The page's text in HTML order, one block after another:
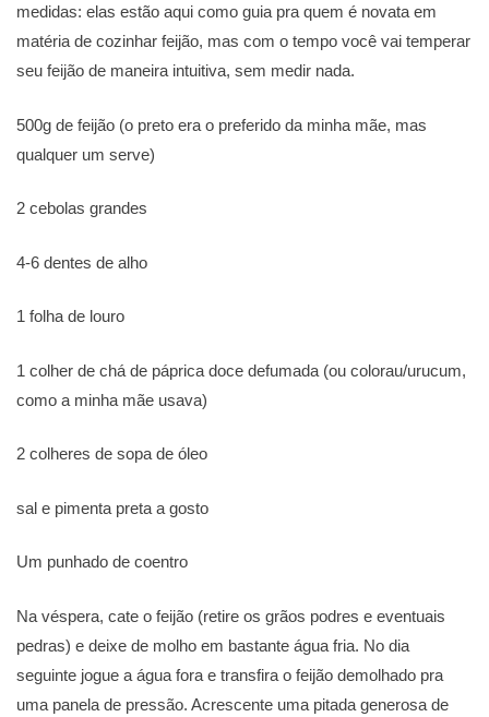
medidas: elas estão aqui como guia pra quem é novata em
matéria de cozinhar feijão, mas com o tempo você vai temperar
seu feijão de maneira intuitiva, sem medir nada.
500g de feijão (o preto era o preferido da minha mãe, mas
qualquer um serve)
2 cebolas grandes
4-6 dentes de alho
1 folha de louro
1 colher de chá de páprica doce defumada (ou colorau/urucum,
como a minha mãe usava)
2 colheres de sopa de óleo
sal e pimenta preta a gosto
Um punhado de coentro
Na véspera, cate o feijão (retire os grãos podres e eventuais
pedras) e deixe de molho em bastante água fria. No dia
seguinte jogue a água fora e transfira o feijão demolhado pra
uma panela de pressão. Acrescente uma pitada generosa de